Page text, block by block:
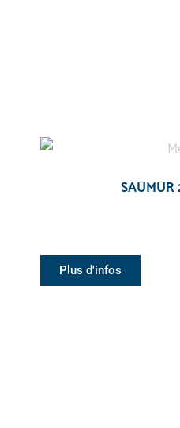
Plus d'infos